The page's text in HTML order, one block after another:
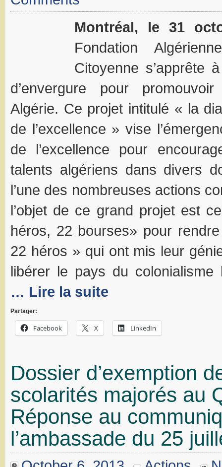
Montréal, le 31
Fondation
Citoyenne s’apprête
d’envergure pour
Algérie. Ce projet intitulé « la
de l’excellence » vise
de l’excellence pour
talents algériens dans divers
l’une des nombreuses actions
l’objet de ce grand projet est
héros, 22 bourses» pour
22 héros » qui ont mis leur
libérer le pays du colonialisme
… Lire la suite
Partager:
Facebook X LinkedIn
Dossier d’exemption
scolarités majorés au
Réponse au
l’ambassade du 25